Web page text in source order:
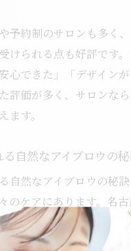
予約制のサロンも多く
けられる点も好評です
心できた」「デザイン
評価が多く、サロンな
ます。
自然なアイブロウの
自然なアイブロウの秘
のケアにあります。名
受けることで、自分に似
ことができ、毎日のセル